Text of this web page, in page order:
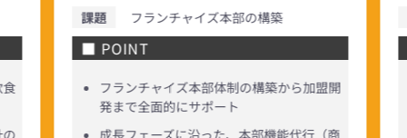
課題
業態開発／フランチャイズ本部構築
■ POINT
北海道、東北エリアで人気の業態を、関東
向けの多店舗展開モデルへブラッシュアッ
プ